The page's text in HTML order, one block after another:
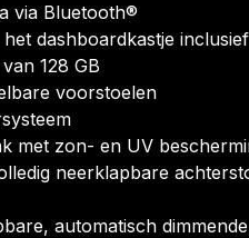
via Bluetooth®
dashboardkastje
128 GB
voorstoelen
met zon- en UV
neerklapbare
automatisch